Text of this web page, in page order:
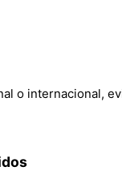
o internacional,